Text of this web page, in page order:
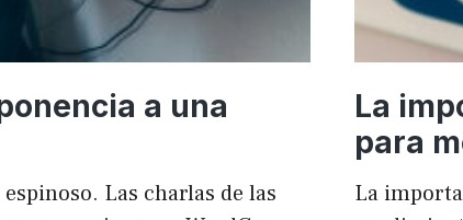
a una
Las charlas de las
La
para
La